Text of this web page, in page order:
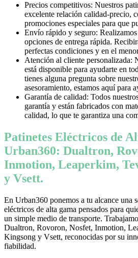
Precios competitivos: Nuestros
excelente relación calidad-precio,
promociones especiales para que
Envío rápido y seguro:
opciones de entrega rápida.
perfectas condiciones y en el
Atención al cliente personalizada:
está disponible para ayudarte en
tienes alguna pregunta sobre
asesoramiento, estamos aquí para
Garantía de calidad: Todos
garantía y están fabricados con
calidad, lo que te garantiza una
Patinetes Eléctricos de
Urban360: Dualtron,
Inmotion, Leaperkim,
y Vsett.
En Urban360 ponemos a tu alcance una
eléctricos de alta gama pensados para
un simple medio de transporte.
Dualtron, Rovoron, Nosfet, Inmotion,
Kingsong y Vsett, reconocidas por su
fiabilidad.